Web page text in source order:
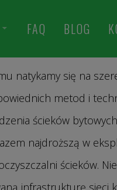
FAQ BLOG
natykamy się na
metod i
ścieków
najdroższą w
ścieków.
infrastrukturę sieci